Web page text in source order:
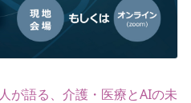
が語る、介護・医療とAIの未